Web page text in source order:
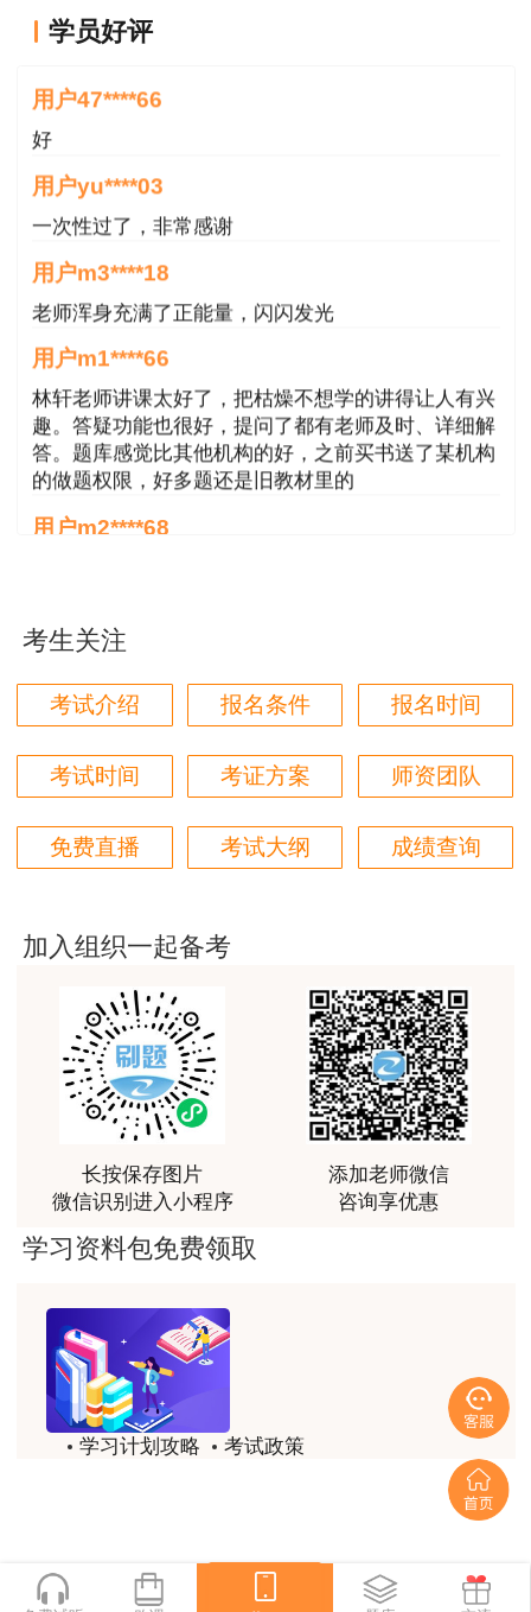
记忆口诀
学员好评
用户47****66
用户47****66
好
用户yu****03
一次性过了，非常感谢
用户m3****18
老师浑身充满了正能量，闪闪发光
用户m1****66
林轩老师讲课太好了，把枯燥不想学的讲得让人有兴
趣。答疑功能也很好，提问了都有老师及时、详细解
答。题库感觉比其他机构的好，之前买书送了某机构
的做题权限，好多题还是旧教材里的
用户m2****68
本门课程老师讲的很细致，每个章节都讲到位了。特
别是财务评价那个章节，深入浅出，强化训练，效果
很好。
用户m4****68
林轩老师讲得好，复杂的知识讲的深入浅出，能够听
得懂。简答题总结的也很到位。
用户m5****88
听他的课过的！
客户回复迅速，热心解答，购买体验很不错。
用户m2****88
讲得好
林老师讲得非常好！
用户m8****66
用户c2****r6
林轩老师是一个好老师，给我留下了深刻的影响
用户m1****88
冲着林轩老师过来买的课程，没时间学，就看了冲刺
林轩老师讲课实战型太强了，超级喜欢
考生关注
考试介绍 报名条件 报名时间
考试时间 考证方案 师资团队
免费直播 考试大纲 成绩查询
加入组织一起备考
长按保存图片
微信识别进入小程序
添加老师微信
咨询享优惠
学习资料包免费领取
学习计划攻略
考试政策